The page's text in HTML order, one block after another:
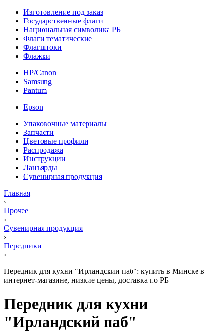
Изготовление под заказ
Государственные флаги
Национальная символика РБ
Флаги тематические
Флагштоки
Флажки
HP/Canon
Samsung
Pantum
Epson
Упаковочные материалы
Запчасти
Цветовые профили
Распродажа
Инструкции
Ланъярды
Сувенирная продукция
Главная
›
Прочее
›
Сувенирная продукция
›
Передники
›
Передник для кухни "Ирландский паб": купить в Минске в
интернет-магазине, низкие цены, доставка по РБ
Передник для кухни
"Ирландский паб"